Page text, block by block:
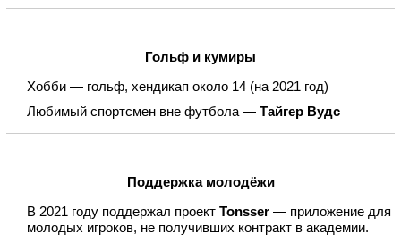
Гольф и кумиры
Хобби — гольф, хендикап около 14 (на 2021 год)
Любимый спортсмен вне футбола — Тайгер Вудс
Поддержка молодёжи
В 2021 году поддержал проект Tonsser — приложение для
молодых игроков, не получивших контракт в академии.